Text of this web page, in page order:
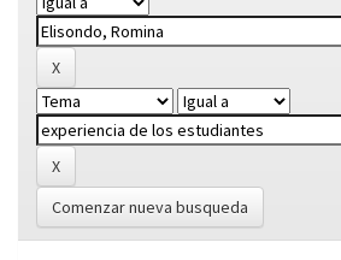
Comenzar nueva busqueda